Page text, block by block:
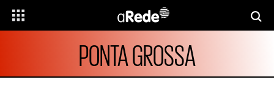
PONTA GROSSA